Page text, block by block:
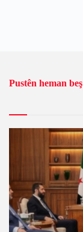
Pustên heman beş